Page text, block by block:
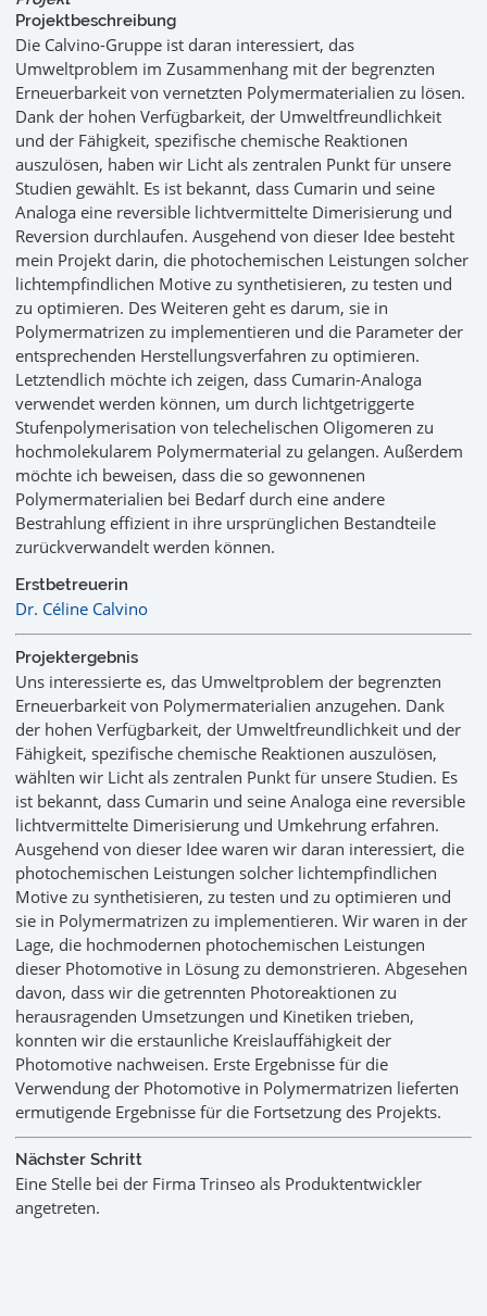
Projektbeschreibung
Die Calvino-Gruppe ist daran interessiert, das
Umweltproblem im Zusammenhang mit der begrenzten
Erneuerbarkeit von vernetzten Polymermaterialien zu lösen.
Dank der hohen Verfügbarkeit, der Umweltfreundlichkeit
und der Fähigkeit, spezifische chemische Reaktionen
auszulösen, haben wir Licht als zentralen Punkt für unsere
Studien gewählt. Es ist bekannt, dass Cumarin und seine
Analoga eine reversible lichtvermittelte Dimerisierung und
Reversion durchlaufen. Ausgehend von dieser Idee besteht
mein Projekt darin, die photochemischen Leistungen solcher
lichtempfindlichen Motive zu synthetisieren, zu testen und
zu optimieren. Des Weiteren geht es darum, sie in
Polymermatrizen zu implementieren und die Parameter der
entsprechenden Herstellungsverfahren zu optimieren.
Letztendlich möchte ich zeigen, dass Cumarin-Analoga
verwendet werden können, um durch lichtgetriggerte
Stufenpolymerisation von telechelischen Oligomeren zu
hochmolekularem Polymermaterial zu gelangen. Außerdem
möchte ich beweisen, dass die so gewonnenen
Polymermaterialien bei Bedarf durch eine andere
Bestrahlung effizient in ihre ursprünglichen Bestandteile
zurückverwandelt werden können.
Erstbetreuerin
Dr. Céline Calvino
Projektergebnis
Uns interessierte es, das Umweltproblem der begrenzten
Erneuerbarkeit von Polymermaterialien anzugehen. Dank
der hohen Verfügbarkeit, der Umweltfreundlichkeit und der
Fähigkeit, spezifische chemische Reaktionen auszulösen,
wählten wir Licht als zentralen Punkt für unsere Studien. Es
ist bekannt, dass Cumarin und seine Analoga eine reversible
lichtvermittelte Dimerisierung und Umkehrung erfahren.
Ausgehend von dieser Idee waren wir daran interessiert, die
photochemischen Leistungen solcher lichtempfindlichen
Motive zu synthetisieren, zu testen und zu optimieren und
sie in Polymermatrizen zu implementieren. Wir waren in der
Lage, die hochmodernen photochemischen Leistungen
dieser Photomotive in Lösung zu demonstrieren. Abgesehen
davon, dass wir die getrennten Photoreaktionen zu
herausragenden Umsetzungen und Kinetiken trieben,
konnten wir die erstaunliche Kreislauffähigkeit der
Photomotive nachweisen. Erste Ergebnisse für die
Verwendung der Photomotive in Polymermatrizen lieferten
ermutigende Ergebnisse für die Fortsetzung des Projekts.
Nächster Schritt
Eine Stelle bei der Firma Trinseo als Produktentwickler
angetreten.